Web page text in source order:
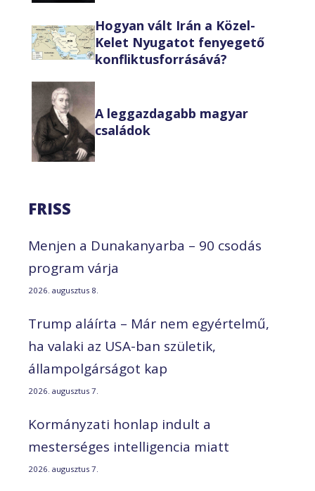
Hogyan vált Irán a Közel-
Kelet Nyugatot fenyegető
konfliktusforrásává?
A leggazdagabb magyar
családok
FRISS
Menjen a Dunakanyarba – 90 csodás
program várja
2026. augusztus 8.
Trump aláírta – Már nem egyértelmű,
ha valaki az USA-ban születik,
állampolgárságot kap
2026. augusztus 7.
Kormányzati honlap indult a
mesterséges intelligencia miatt
2026. augusztus 7.